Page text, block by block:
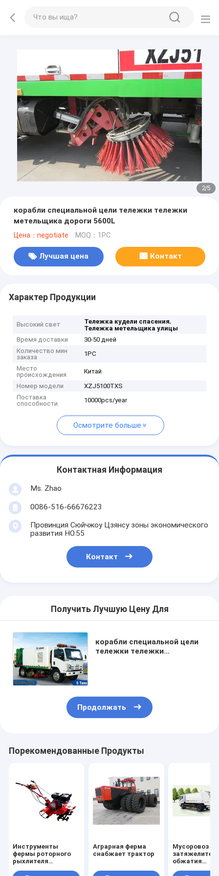
2/5
корабли специальной цели тележки тележки
метельщика дороги 5600L
Цена：negotiate MOQ：1PC
Лучшая цена Контакт
Характер Продукции
Высокий свет Тележка кудели спасения,
Тележка метельщика улицы
Время доставки
30-50 дней
Количество мин
заказа
1PC
Место
происхождения
Китай
Номер модели
XZJ5100TXS
Поставка
способности
10000pcs/year
Осмотрите больше
Контактная Информация
Ms. Zhao
0086-516-66676223
Провинция Сюйчжоу Цзянсу зоны экономического
развития НО.55
Контакт
Получить Лучшую Цену Для
корабли специальной цели
тележки тележки
Продолжать
Порекомендованные Продукты
Инструменты
фермы роторного
рыхлителя
Аграрная ферма
снабжает трактор
Мусоровоз
обжатия